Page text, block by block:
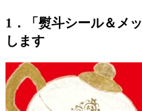
1．「熨斗シール＆メ
します